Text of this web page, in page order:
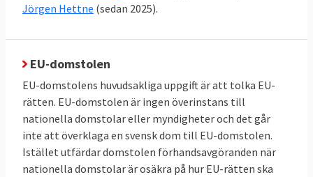
11 maj 2017
Sverige förlorade
kommissionen hade rätt att vägra lämna ut
viss handling - att Sverige ej konkret kunnat
16 december 2015Sverige vann Om
skyldighet för EU-kommissionen att ange
vetenskapliga kriterier för att fastställa
hormonstörande egenskaper
Jörgen Hettne (sedan 2025).
EU-domstolen
EU-domstolens huvudsakliga uppgift är att tolka EU-
rätten. EU-domstolen är ingen överinstans till
nationella domstolar eller myndigheter och det går
inte att överklaga en svensk dom till EU-domstolen.
Istället utfärdar domstolen förhandsavgöranden när
nationella domstolar är osäkra på hur EU-rätten ska